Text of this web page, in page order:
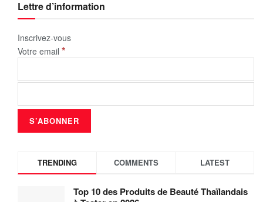
Lettre d’information
Inscrivez-vous
Votre email *
TRENDING COMMENTS LATEST
Top 10 des Produits de Beauté Thaïlandais